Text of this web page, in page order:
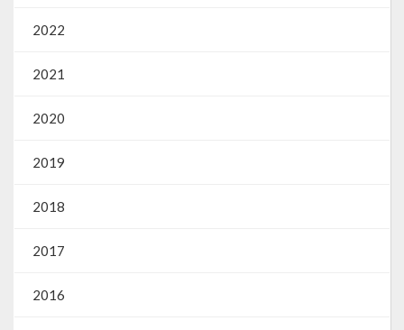
2022
2021
2020
2019
2018
2017
2016